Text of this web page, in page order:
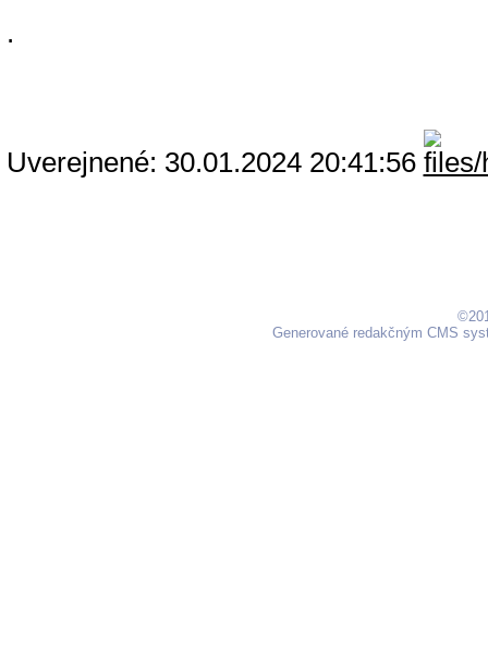
.
Uverejnené: 30.01.2024 20:41:56
Generované redakčným CMS